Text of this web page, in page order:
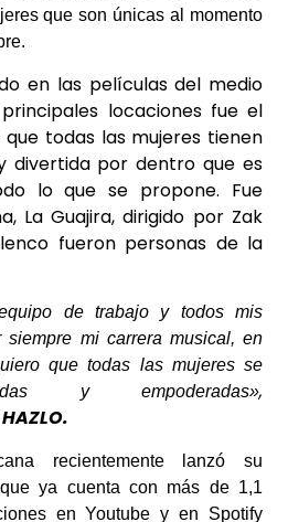
que son únicas al momento
en las películas del medio
locaciones fue el
todas las mujeres tienen
divertida por dentro que es
lo que se propone. Fue
La Guajira, dirigido por Zak
fueron personas de la
de trabajo y todos mis
siempre mi carrera musical, en
que todas las mujeres se
y empoderadas»,
recientemente lanzó su
ya cuenta con más de 1,1
en Youtube y en Spotify